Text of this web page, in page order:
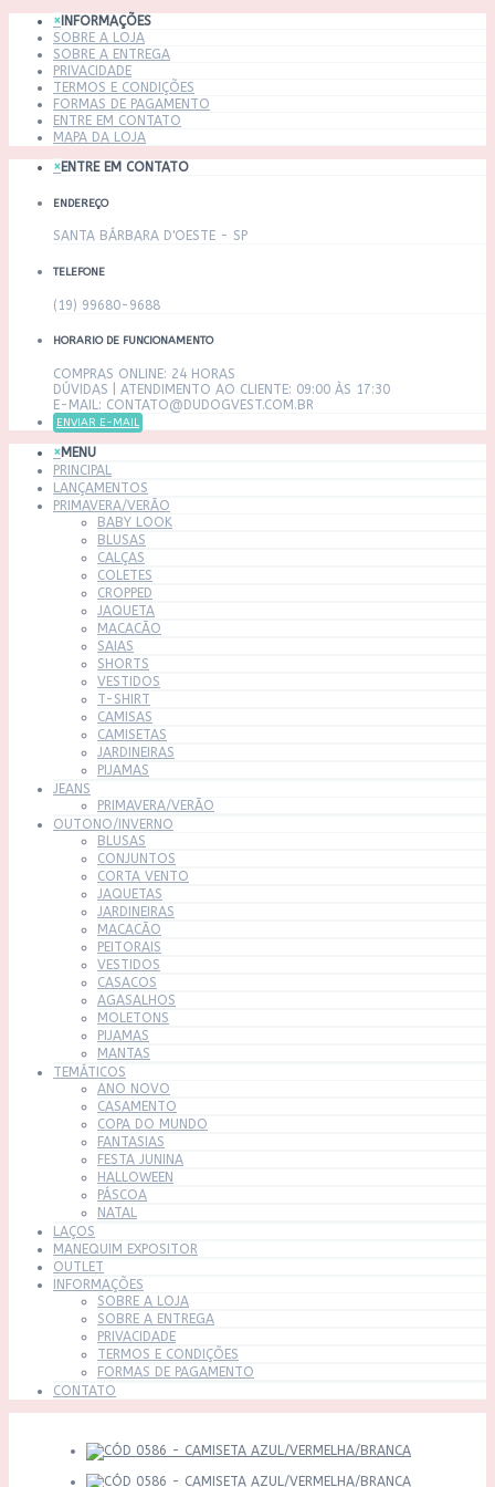
× INFORMAÇÕES
SOBRE A LOJA
SOBRE A ENTREGA
PRIVACIDADE
TERMOS E CONDIÇÕES
FORMAS DE PAGAMENTO
ENTRE EM CONTATO
MAPA DA LOJA
×ENTRE EM CONTATO
ENDEREÇO
SANTA BÁRBARA D'OESTE - SP
TELEFONE
(19) 99680-9688
HORARIO DE FUNCIONAMENTO
COMPRAS ONLINE: 24 HORAS
DÚVIDAS | ATENDIMENTO AO CLIENTE: 09:00 ÀS 17:30
E-MAIL: CONTATO@DUDOGVEST.COM.BR
ENVIAR E-MAIL
×MENU
PRINCIPAL
LANÇAMENTOS
PRIMAVERA/VERÃO
BABY LOOK
BLUSAS
CALÇAS
COLETES
CROPPED
JAQUETA
MACACÃO
SAIAS
SHORTS
VESTIDOS
T-SHIRT
CAMISAS
CAMISETAS
JARDINEIRAS
PIJAMAS
JEANS
PRIMAVERA/VERÃO
OUTONO/INVERNO
BLUSAS
CONJUNTOS
CORTA VENTO
JAQUETAS
JARDINEIRAS
MACACÃO
PEITORAIS
VESTIDOS
CASACOS
AGASALHOS
MOLETONS
PIJAMAS
MANTAS
TEMÁTICOS
ANO NOVO
CASAMENTO
COPA DO MUNDO
FANTASIAS
FESTA JUNINA
HALLOWEEN
PÁSCOA
NATAL
LAÇOS
MANEQUIM EXPOSITOR
OUTLET
INFORMAÇÕES
SOBRE A LOJA
SOBRE A ENTREGA
PRIVACIDADE
TERMOS E CONDIÇÕES
FORMAS DE PAGAMENTO
CONTATO